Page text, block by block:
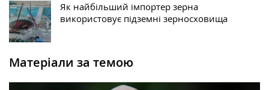
Як найбільший імпортер зерна
використовує підземні зерносховища
Матеріали за темою